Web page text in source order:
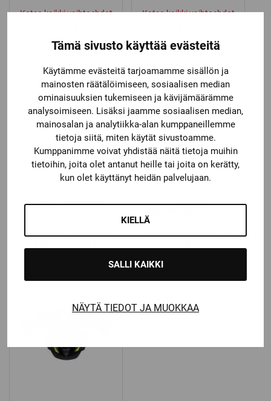
Tämä sivusto käyttää evästeitä
Käytämme evästeitä tarjoamamme sisällön ja
mainosten räätälöimiseen, sosiaalisen median
ominaisuuksien tukemiseen ja kävijämäärämme
analysoimiseen. Lisäksi jaamme sosiaalisen median,
mainosalan ja analytiikka-alan kumppaneillemme
tietoja siitä, miten käytät sivustoamme.
Kumppanimme voivat yhdistää näitä tietoja muihin
tietoihin, joita olet antanut heille tai joita on kerätty,
kun olet käyttänyt heidän palvelujaan.
KIELLÄ
SALLI KAIKKI
NÄYTÄ TIEDOT JA MUOKKAA
Katso kaikki vaihtoehdot Katso kaikki vaihtoehdot
through
21,90 €
BAUER VAHANAUHAT
4,90 €
through
BAUER